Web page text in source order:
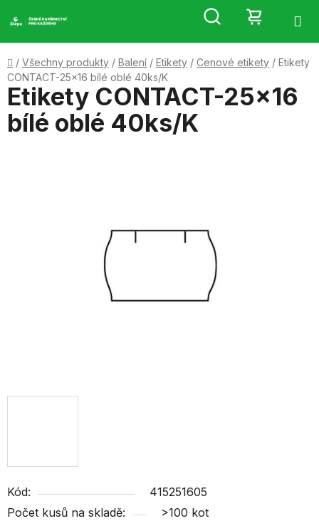
na
Hledat
KOŠÍK
Domů
/ Všechny produkty / Balení / Etikety / Cenové etikety / Etikety
CONTACT-25x16 bílé oblé 40ks/K
Kód:
415251605
Počet kusů na skladě:
>100 kot
Etikety CONTACT-25x16
bílé oblé 40ks/K